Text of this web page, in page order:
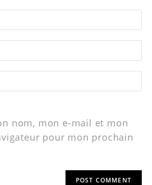
nom, mon e-mail et mon
pour mon prochain